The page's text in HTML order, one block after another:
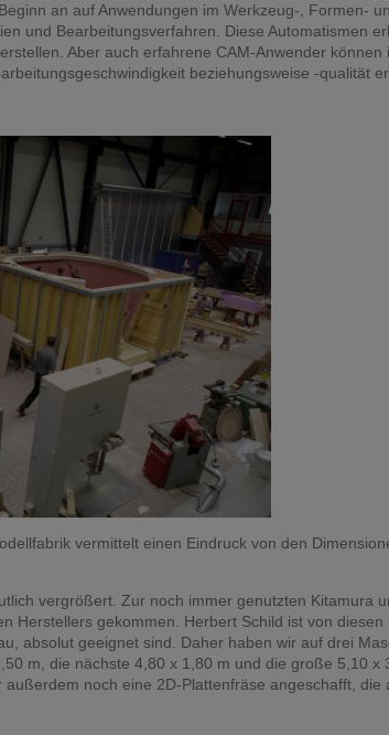
an auf Anwendungen im Werkzeug-, Formen-
und Bearbeitungsverfahren. Diese Automatismen
Aber auch erfahrene CAM-Anwender
beziehungsweise -qualität
vermittelt einen Eindruck von den
vergrößert. Zur noch immer genutzten Kitamura
Herstellers gekommen. Herbert Schild ist von
absolut geeignet sind. Daher haben wir auf drei
m, die nächste 4,80 x 1,80 m und die große 5,10 x
noch eine 2D-Plattenfräse angeschafft, die